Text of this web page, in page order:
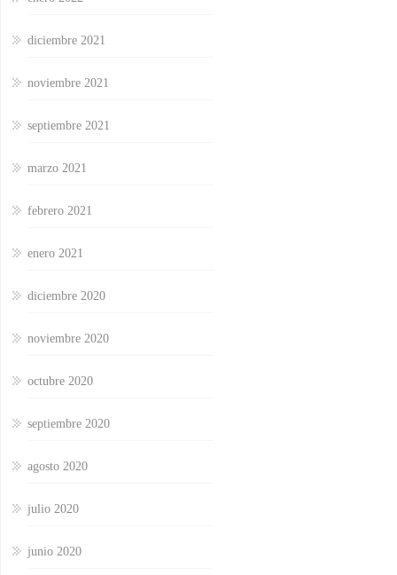
diciembre 2021
noviembre 2021
septiembre 2021
marzo 2021
febrero 2021
enero 2021
diciembre 2020
noviembre 2020
octubre 2020
septiembre 2020
agosto 2020
julio 2020
junio 2020